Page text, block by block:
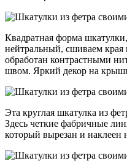
Квадратная форма
нейтральный, сшиваем края
обработан контрастными
швом. Яркий декор на
Эта круглая шкатулка из
Здесь четкие фабричные
который вырезан и